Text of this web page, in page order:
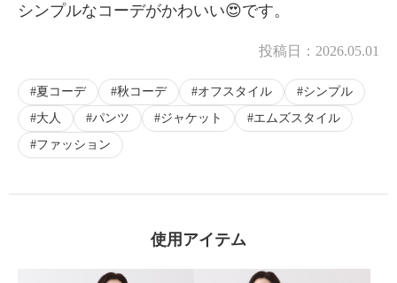
×
シンプルなコーデがかわいい😍です。
投稿日： 2026.05.01
夏コーデ 秋コーデ オフスタイル
シンプル
大人
パンツ ジャケット
エムズスタイル
ファッション
使用アイテム